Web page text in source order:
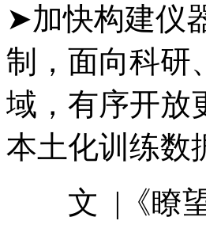
➤加快构建仪
制，面向科研
域，有序开放
本土化训练数
文 |《瞭望